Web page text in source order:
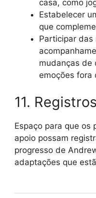
casa, como
Estabelecer
que
Participar das
mudanças de
emoções fora
11.
Espaço para que os
apoio possam
progresso de
adaptações que